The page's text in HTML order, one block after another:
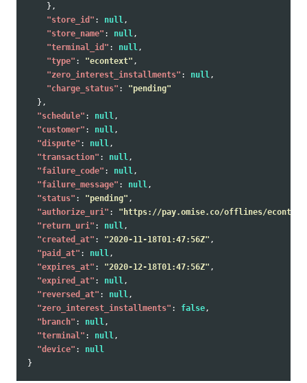
},
"store_id" : null,
"store_name" : null,
"terminal_id" : null,
"type" : "econtext" ,
"zero_interest_installments" : null,
"charge_status" :
"pending"
},
"schedule" : null,
"customer" : null,
"dispute" : null,
"transaction" : null,
"failure_code" : null,
"failure_message" : null,
"status" : "pending" ,
"authorize_uri" :
"https://pay.omise.co/offlines/
"return_uri" : null,
"created_at" : "2020-11-18T01:47:56Z" ,
"paid_at" : null,
"expires_at" : "2020-12-18T01:47:56Z" ,
"expired_at" : null,
"reversed_at" : null,
"zero_interest_installments" : false,
"branch" : null,
"terminal" : null,
"device" :
null
}